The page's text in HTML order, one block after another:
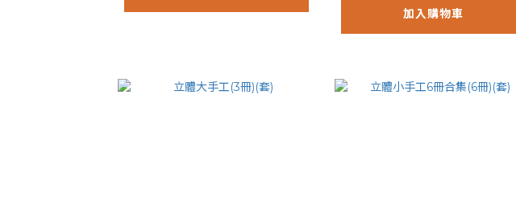
加入購物車